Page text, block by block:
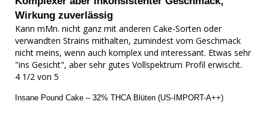
Wirkung zuverlässig
Kann mMn. nicht ganz mit anderen Cake-Sorten oder
verwandten Strains mithalten, zumindest vom Geschmack
nicht meins, wenn auch komplex und interessant. Etwas sehr
"ins Gesicht", aber sehr gutes Vollspektrum Profil erwischt.
4 1/2 von 5
Insane Pound Cake – 32% THCA Blüten (US-IMPORT-A++)